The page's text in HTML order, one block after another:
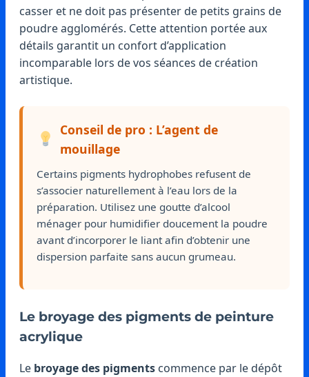
casser et ne doit pas présenter de petits grains de
poudre agglomérés. Cette attention portée aux
détails garantit un confort d’application
incomparable lors de vos séances de création
artistique.
Conseil de pro : L’agent de
mouillage
Certains pigments hydrophobes refusent de
s’associer naturellement à l’eau lors de la
préparation. Utilisez une goutte d’alcool
ménager pour humidifier doucement la poudre
avant d’incorporer le liant afin d’obtenir une
dispersion parfaite sans aucun grumeau.
Le broyage des pigments de peinture
acrylique
Le broyage des pigments commence par le dépôt